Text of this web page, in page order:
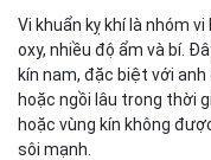
Vi khuẩn kỵ khí là nhóm
oxy, nhiều độ ẩm và bí.
kín nam, đặc biệt với
hoặc ngồi lâu trong thời
hoặc vùng kín không
sôi mạnh.